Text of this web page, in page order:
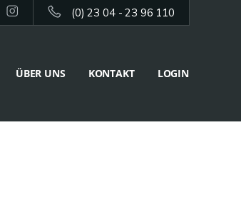
(0) 23 04 - 23 96 110
ÜBER UNS KONTAKT LOGIN